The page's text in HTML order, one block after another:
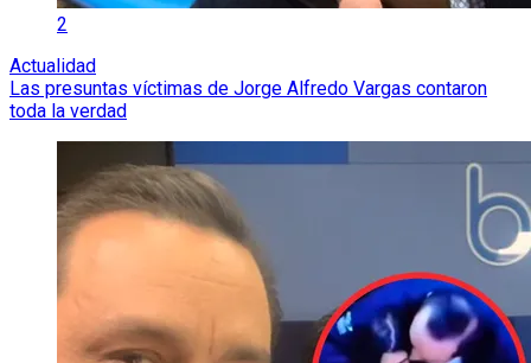
2
Actualidad
Las presuntas víctimas de Jorge Alfredo Vargas contaron
toda la verdad